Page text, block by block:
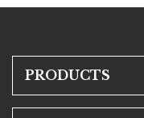
PRODUCTS